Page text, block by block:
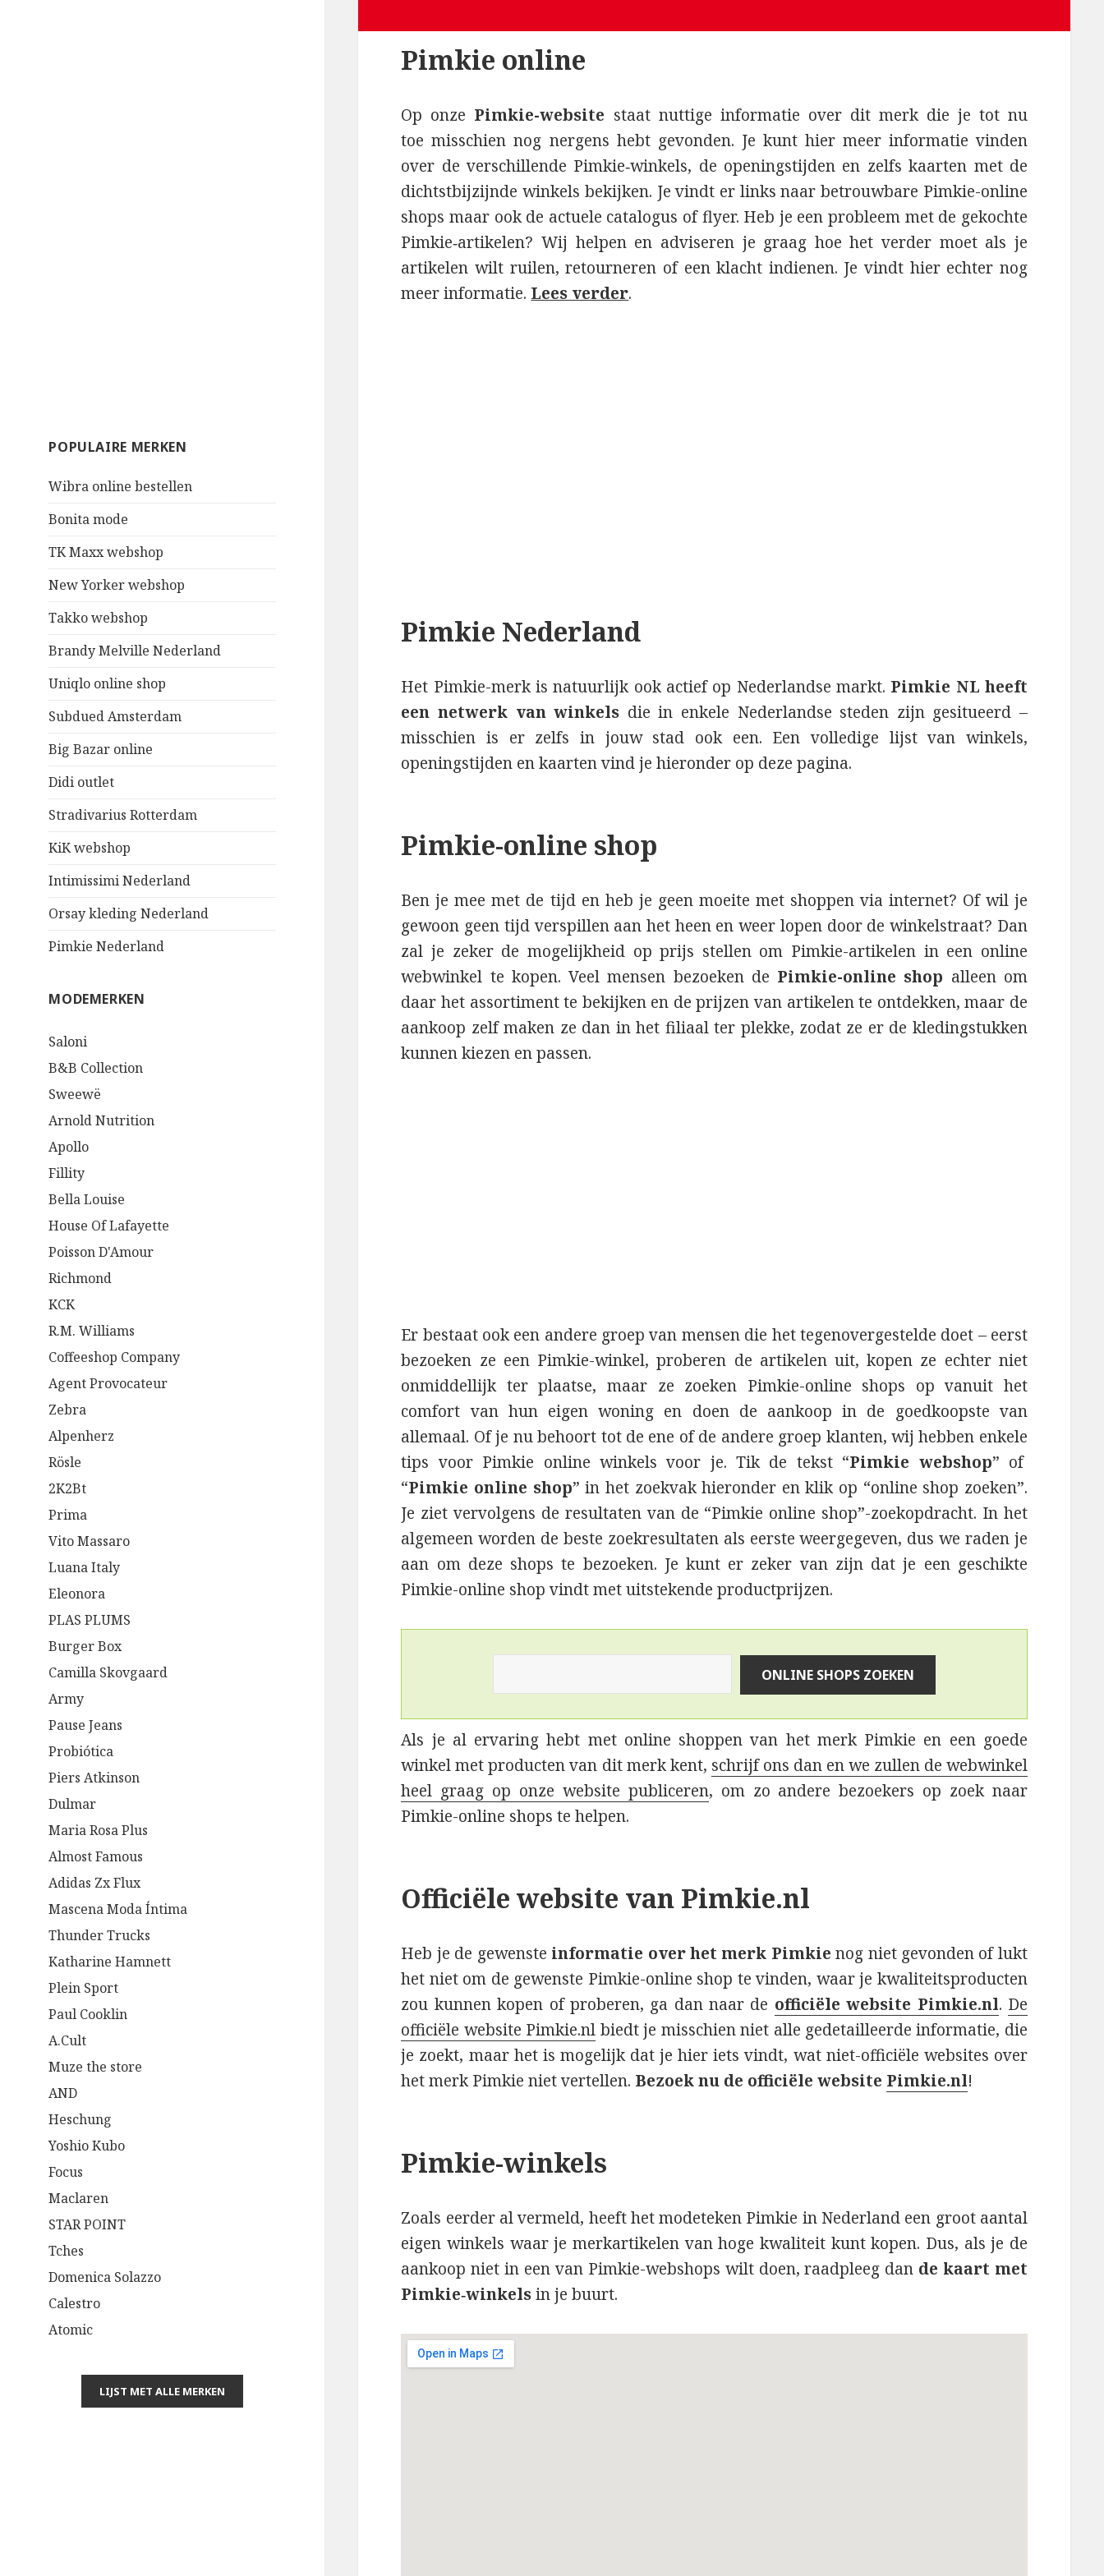
POPULAIRE MERKEN
Wibra online bestellen
Bonita mode
TK Maxx webshop
New Yorker webshop
Takko webshop
Brandy Melville Nederland
Uniqlo online shop
Subdued Amsterdam
Big Bazar online
Didi outlet
Stradivarius Rotterdam
KiK webshop
Intimissimi Nederland
Orsay kleding Nederland
Pimkie Nederland
MODEMERKEN
Saloni
B&B Collection
Sweewë
Arnold Nutrition
Apollo
Fillity
Bella Louise
House Of Lafayette
Poisson D'Amour
Richmond
KCK
R.M. Williams
Coffeeshop Company
Agent Provocateur
Zebra
Alpenherz
Rösle
2K2Bt
Prima
Vito Massaro
Luana Italy
Eleonora
PLAS PLUMS
Burger Box
Camilla Skovgaard
Army
Pause Jeans
Probiótica
Piers Atkinson
Dulmar
Maria Rosa Plus
Almost Famous
Adidas Zx Flux
Mascena Moda Íntima
Thunder Trucks
Katharine Hamnett
Plein Sport
Paul Cooklin
A.Cult
Muze the store
AND
Heschung
Yoshio Kubo
Focus
Maclaren
STAR POINT
Tches
Domenica Solazzo
Calestro
Atomic
Pimkie online
Op onze Pimkie-website staat nuttige informatie over dit merk die je tot nu
toe misschien nog nergens hebt gevonden. Je kunt hier meer informatie vinden
over de verschillende Pimkie‑winkels, de openingstijden en zelfs kaarten met de
dichtstbijzijnde winkels bekijken. Je vindt er links naar betrouwbare Pimkie-online
shops maar ook de actuele catalogus of flyer. Heb je een probleem met de gekochte
Pimkie‑artikelen? Wij helpen en adviseren je graag hoe het verder moet als je
artikelen wilt ruilen, retourneren of een klacht indienen. Je vindt hier echter nog
meer informatie. Lees verder.
Pimkie Nederland
Het Pimkie-merk is natuurlijk ook actief op Nederlandse markt. Pimkie NL heeft
een netwerk van winkels die in enkele Nederlandse steden zijn gesitueerd –
misschien is er zelfs in jouw stad ook een. Een volledige lijst van winkels,
openingstijden en kaarten vind je hieronder op deze pagina.
Pimkie-online shop
Ben je mee met de tijd en heb je geen moeite met shoppen via internet? Of wil je
gewoon geen tijd verspillen aan het heen en weer lopen door de winkelstraat? Dan
zal je zeker de mogelijkheid op prijs stellen om Pimkie-artikelen in een online
webwinkel te kopen. Veel mensen bezoeken de Pimkie-online shop alleen om
daar het assortiment te bekijken en de prijzen van artikelen te ontdekken, maar de
aankoop zelf maken ze dan in het filiaal ter plekke, zodat ze er de kledingstukken
kunnen kiezen en passen.
Er bestaat ook een andere groep van mensen die het tegenovergestelde doet – eerst
bezoeken ze een Pimkie-winkel, proberen de artikelen uit, kopen ze echter niet
onmiddellijk ter plaatse, maar ze zoeken Pimkie-online shops op vanuit het
comfort van hun eigen woning en doen de aankoop in de goedkoopste van
allemaal. Of je nu behoort tot de ene of de andere groep klanten, wij hebben enkele
tips voor Pimkie online winkels voor je. Tik de tekst “Pimkie webshop” of
“Pimkie online shop” in het zoekvak hieronder en klik op “online shop zoeken”.
Je ziet vervolgens de resultaten van de “Pimkie online shop”-zoekopdracht. In het
algemeen worden de beste zoekresultaten als eerste weergegeven, dus we raden je
aan om deze shops te bezoeken. Je kunt er zeker van zijn dat je een geschikte
Pimkie-online shop vindt met uitstekende productprijzen.
Als je al ervaring hebt met online shoppen van het merk Pimkie en een goede
winkel met producten van dit merk kent, schrijf ons dan en we zullen de webwinkel
heel graag op onze website publiceren, om zo andere bezoekers op zoek naar
Pimkie-online shops te helpen.
Officiële website van Pimkie.nl
Heb je de gewenste informatie over het merk Pimkie nog niet gevonden of lukt
het niet om de gewenste Pimkie-online shop te vinden, waar je kwaliteitsproducten
zou kunnen kopen of proberen, ga dan naar de officiële website Pimkie.nl. De
officiële website Pimkie.nl biedt je misschien niet alle gedetailleerde informatie, die
je zoekt, maar het is mogelijk dat je hier iets vindt, wat niet-officiële websites over
het merk Pimkie niet vertellen. Bezoek nu de officiële website Pimkie.nl!
Pimkie-winkels
Zoals eerder al vermeld, heeft het modeteken Pimkie in Nederland een groot aantal
eigen winkels waar je merkartikelen van hoge kwaliteit kunt kopen. Dus, als je de
aankoop niet in een van Pimkie-webshops wilt doen, raadpleeg dan de kaart met
Pimkie‑winkelsin je buurt.